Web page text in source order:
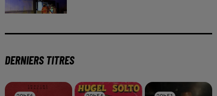
DERNIERS TITRES